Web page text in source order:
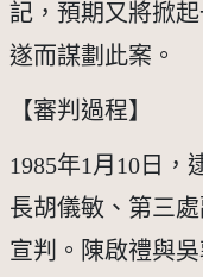
記，預期又將掀
遂而謀劃此案。
【審判過程】
1985年1月10日，
長胡儀敏、第三
宣判。陳啟禮與